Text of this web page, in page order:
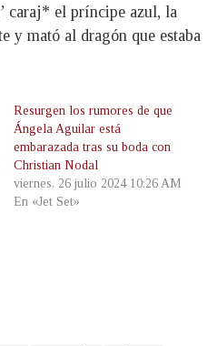
caraj* el príncipe azul, la
y mató al dragón que estaba
Resurgen los rumores de que
Ángela Aguilar está
embarazada tras su boda con
Christian Nodal
viernes, 26 julio 2024 10:26 AM
En «Jet Set»